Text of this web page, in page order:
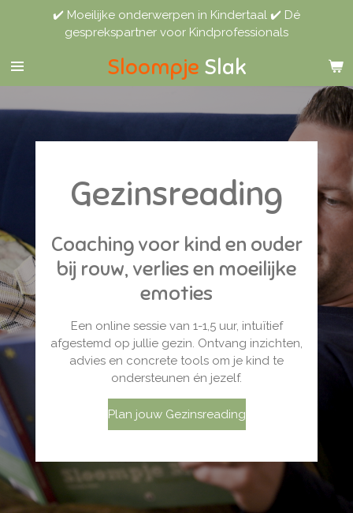
de
hoofdinhoud
Sloompje Slak
✔️ Moeilijke onderwerpen in Kindertaal ✔️ Dé
gesprekspartner voor Kindprofessionals
Gezinsreading
Coaching voor kind en ouder
bij rouw, verlies en moeilijke
emoties
Een online sessie van 1-1,5 uur, intuïtief
afgestemd op jullie gezin. Ontvang inzichten,
advies en concrete tools om je kind te
ondersteunen én jezelf.
Plan jouw Gezinsreading